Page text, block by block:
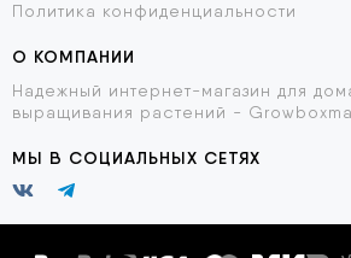
Политика конфиденциальности
О КОМПАНИИ
Надежный интернет-магазин для
выращивания растений -
МЫ В СОЦИАЛЬНЫХ СЕТЯХ